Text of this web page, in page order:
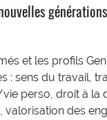
et les profils
: sens du travail,
perso, droit à la
valorisation des